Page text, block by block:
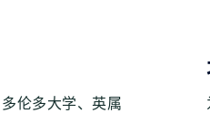
伦多大学、英属